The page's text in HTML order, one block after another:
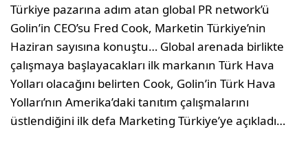
Türkiye pazarına adım atan global PR network’ü
Golin’in CEO’su Fred Cook, Marketin Türkiye’nin
Haziran sayısına konuştu… Global arenada birlikte
çalışmaya başlayacakları ilk markanın Türk Hava
Yolları olacağını belirten Cook, Golin’in Türk Hava
Yolları’nın Amerika’daki tanıtım çalışmalarını
üstlendiğini ilk defa Marketing Türkiye’ye açıkladı…